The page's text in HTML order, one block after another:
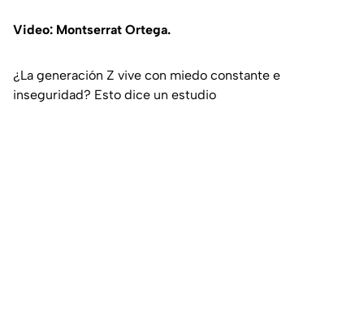
Video: Montserrat Ortega.
¿La generación Z vive con miedo constante e
inseguridad? Esto dice un estudio